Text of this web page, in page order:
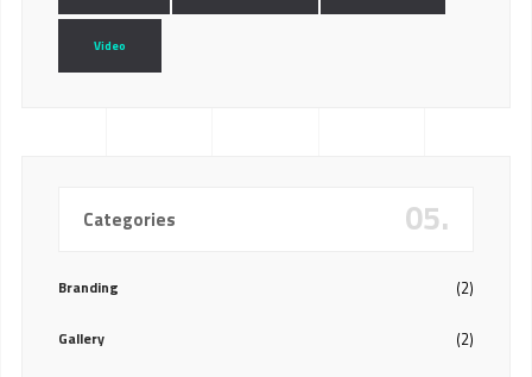
Video
Categories 05.
Branding (2)
Gallery (2)